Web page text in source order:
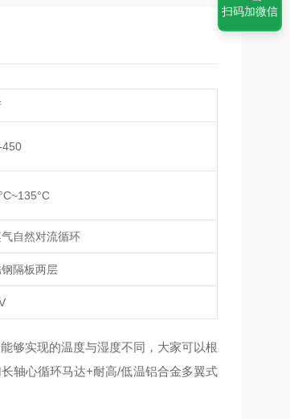
450
自然对流循环
隔板两层
够实现的温度与湿度不同，大家可以根
轴心循环马达+耐高/低温铝合金多翼式
扫码加微信